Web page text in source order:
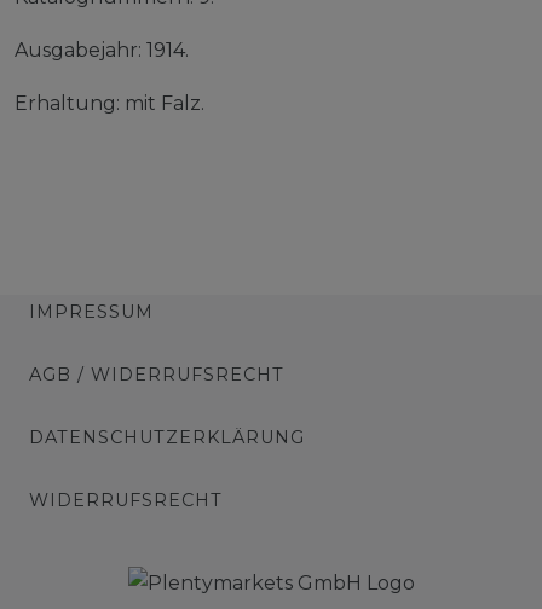
Ausgabejahr: 1914.
Erhaltung: mit Falz.
IMPRESSUM
AGB / WIDERRUFSRECHT
DATENSCHUTZERKLÄRUNG
WIDERRUFSRECHT